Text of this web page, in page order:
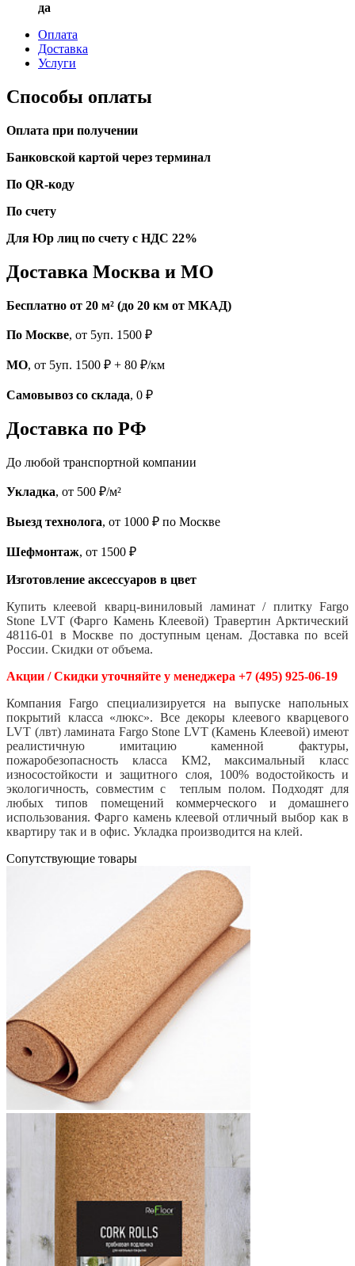
да
Оплата
Доставка
Услуги
Способы оплаты
Оплата при получении
Банковской картой через терминал
По QR-коду
По счету
Для Юр лиц по счету с НДС 22%
Доставка Москва и МО
Бесплатно от 20 м² (до 20 км от МКАД)
По Москве, от 5уп. 1500 ₽
МО, от 5уп. 1500 ₽ + 80 ₽/км
Самовывоз со склада, 0 ₽
Доставка по РФ
До любой транспортной компании
Укладка, от 500 ₽/м²
Выезд технолога, от 1000 ₽ по Москве
Шефмонтаж, от 1500 ₽
Изготовление аксессуаров в цвет
Купить клеевой кварц-виниловый ламинат / плитку Fargo
Stone LVT (Фарго Камень Клеевой) Травертин Арктический
48116-01 в Москве по доступным ценам. Доставка по всей
России. Скидки от объема.
Акции / Скидки уточняйте у менеджера +7 (495) 925-06-19
Компания Fargo специализируется на выпуске напольных
покрытий класса «люкс». Все декоры клеевого кварцевого
LVT (лвт) ламината Fargo Stone LVT (Камень Клеевой) имеют
реалистичную имитацию каменной фактуры,
пожаробезопасность класса КМ2, максимальный класс
износостойкости и защитного слоя, 100% водостойкость и
экологичность, совместим с теплым полом. Подходят для
любых типов помещений коммерческого и домашнего
использования. Фарго камень клеевой отличный выбор как в
квартиру так и в офис. Укладка производится на клей.
Cопутствующие товары